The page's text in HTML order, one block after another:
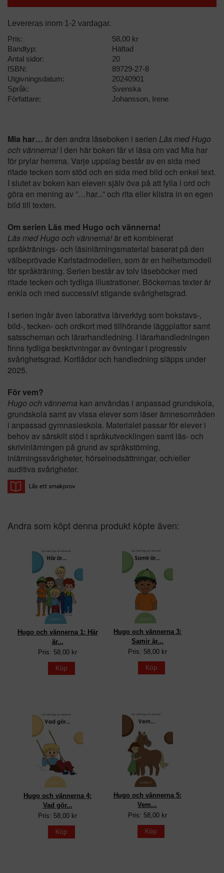
Levereras inom 1-2 vardagar.
Pris:
58,00 kr
Bandtyp:
Häftad
Antal sidor:
20
ISBN:
89729-27-8
Utgivningsdatum:
20240901
Språk:
Svenska
Författare:
Johansson, Irene
Mia har… är den andra läseboken i serien Läs med Hugo
och vännerna!I den här boken får vi läsa om vad Mia har
för prylar hemma. Varje uppslag består av en sida med
ritade tecken som stöd och en sida med bild och enkel text.
I slutet av boken kan eleven själv öva på att fylla i ord och
göra en mening av ”…har...” och rita eller klistra in en egen
bild till texten.
Om serien Läs med Hugo och vännerna!
Läs med Hugo och vännerna!är ett kombinerat
språktränings- och läsinlärningsmaterial baserat på den
välbeprövade Karlstadmodellen, som är en helhetsmodell
för språkträning. Serien består av tolv läseböcker med
ritade tecken och tydliga illustrationer. Böckernas texter är
enkla och med successivt stigande svårighetsgrad.
I serien ingår även laborativa lärverktyg som bokstavs-,
bild-, tecken- och ordkort med tillhörande läggplattor samt
satsscheman och lärarhandledning. I lärarhandledningen
finns tydliga beskrivningar av övningar i progressiv
svårighetsgrad. Kortlådor och handledning släpps under
2025.
För vem?
Hugo och vännerna kan användas i anpassad grundskola,
grundskola samt av vissa elever som läser ämnesområden
i anpassad gymnasieskola. Materialet passar för elever i
behov av särskilt stöd i språkutvecklingen samt läs- och
skrivinlärningen på grund av språkstörning,
inlärningssvårigheter, hörselnedsättningar, och/eller
auditiva svårigheter.
Andra som köpt denna produkt köpte även:
Hugo och vännerna 1: Här
är...
Pris: 58,00 kr
Köp
Hugo och vännerna 3:
Samir är...
Pris: 58,00 kr
Köp
Hugo och vännerna 4:
Vad gör...
Pris: 58,00 kr
Köp
Hugo och vännerna 5:
Vem...
Pris: 58,00 kr
Köp